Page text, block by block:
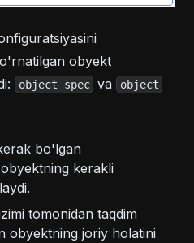
obyekt
object spec va object
bo'lgan
kerakli
tomonidan taqdim
obyektning joriy holatini